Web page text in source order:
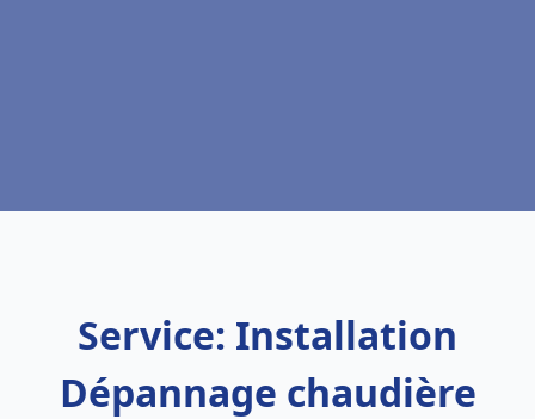
Service: Installation
Dépannage chaudière